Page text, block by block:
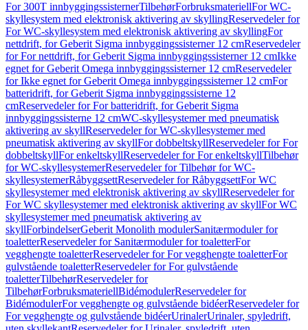
For 300T innbyggingssisternerTilbehørForbruksmateriellFor WC-
skyllesystem med elektronisk aktivering av skyllingReservedeler for
For WC-skyllesystem med elektronisk aktivering av skyllingFor
nettdrift, for Geberit Sigma innbyggingssisterner 12 cmReservedeler
for For nettdrift, for Geberit Sigma innbyggingssisterner 12 cmIkke
egnet for Geberit Omega innbyggingssisterner 12 cmReservedeler
for Ikke egnet for Geberit Omega innbyggingssisterner 12 cmFor
batteridrift, for Geberit Sigma innbyggingssisterne 12
cmReservedeler for For batteridrift, for Geberit Sigma
innbyggingssisterne 12 cmWC-skyllesystemer med pneumatisk
aktivering av skyllReservedeler for WC-skyllesystemer med
pneumatisk aktivering av skyllFor dobbeltskyllReservedeler for For
dobbeltskyllFor enkeltskyllReservedeler for For enkeltskyllTilbehør
for WC-skyllesystemerReservedeler for Tilbehør for WC-
skyllesystemerRåbyggsettReservedeler for RåbyggsettFor WC
skyllesystemer med elektronisk aktivering av skyllReservedeler for
For WC skyllesystemer med elektronisk aktivering av skyllFor WC
skyllesystemer med pneumatisk aktivering av
skyllForbindelserGeberit Monolith modulerSanitærmoduler for
toaletterReservedeler for Sanitærmoduler for toaletterFor
vegghengte toaletterReservedeler for For vegghengte toaletterFor
gulvstående toaletterReservedeler for For gulvstående
toaletterTilbehørReservedeler for
TilbehørForbruksmateriellBidémodulerReservedeler for
BidémodulerFor vegghengte og gulvstående bidéerReservedeler for
For vegghengte og gulvstående bidéerUrinalerUrinaler, spyledrift,